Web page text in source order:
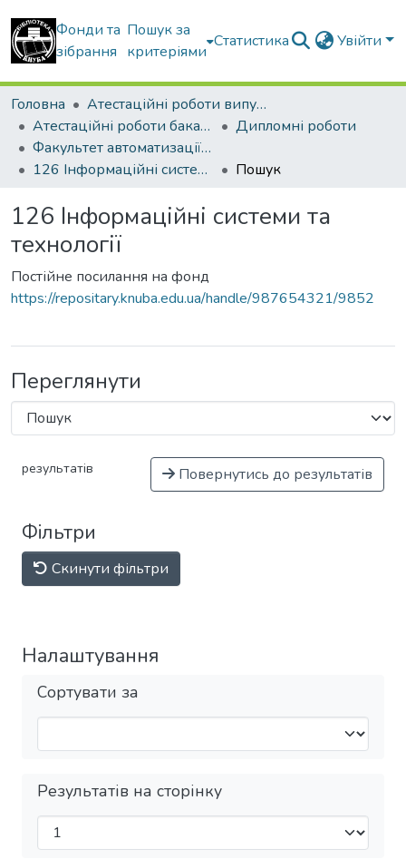
Фонди та
зібрання
Пошук за
критеріями
Статистика Увійти
Головна
Атестаційні роботи випускників
Атестаційні роботи бакалаврів
Дипломні роботи
Факультет автоматизації і інформаційних технологій
126 Інформаційні системи та технології
Пошук
126 Інформаційні системи та
технології
Постійне посилання на фонд
https://repositary.knuba.edu.ua/handle/987654321/9852
Переглянути
результатів Повернутись до результатів
Фільтри
Скинути фільтри
Налаштування
Сортувати за
Результатів на сторінку